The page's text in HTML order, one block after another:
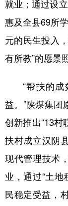
就业；通过设
惠及全县69所
元的民生投入
有所教”的愿景
“帮扶的成
益。”陕煤集团
创新推出“13村
扶村成立汉阴
现代管理技术
业，通过“土
民稳定受益，